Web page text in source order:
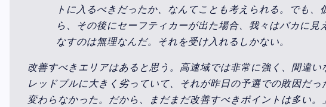
トに入るべきだったか、なんてことも考えられる。でも
ら、その後にセーフティカーが出た場合、我々はバカに見
なすのは無理なんだ。それを受け入れるしかない。
改善すべきエリアはあると思う。高速域では非常に強く、間違
レッドブルに大きく劣っていて、それが昨日の予選での敗因だ
変わらなかった。だから、まだまだ改善すべきポイントは多い。